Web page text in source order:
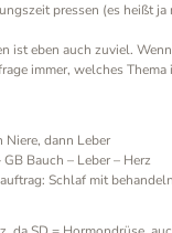
pressen (es heißt
ist eben auch zuviel.
immer, welches
Niere, dann Leber
Bauch – Leber – Herz
Schlaf mit behandeln